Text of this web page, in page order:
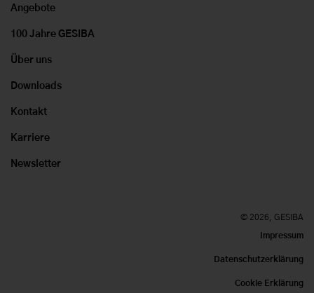
Angebote
100 Jahre GESIBA
Über uns
Downloads
Kontakt
Karriere
Newsletter
© 2026, GESIBA
Impressum
Datenschutzerklärung
Cookie Erklärung